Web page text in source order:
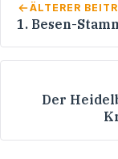
ÄLTERER
1. Besen-
Der